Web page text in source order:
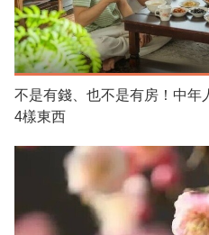
不是有錢、也不是有房！中年
4樣東西